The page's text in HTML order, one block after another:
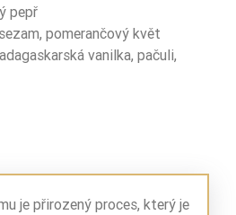
pepř
pomerančový květ
vanilka, pačuli,
5906826265812
je přirozený proces, který je